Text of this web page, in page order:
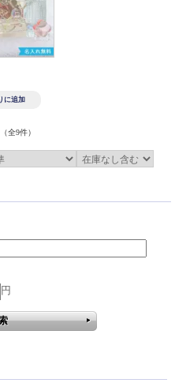
（全9件）
円